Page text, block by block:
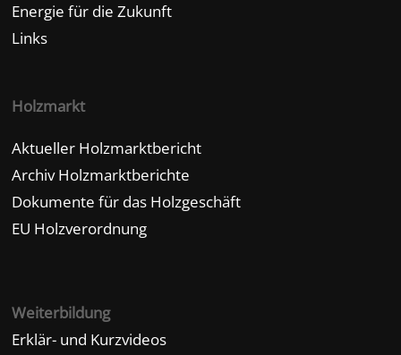
Energie für die Zukunft
Links
Holzmarkt
Aktueller Holzmarktbericht
Archiv Holzmarktberichte
Dokumente für das Holzgeschäft
EU Holzverordnung
Weiterbildung
Erklär- und Kurzvideos